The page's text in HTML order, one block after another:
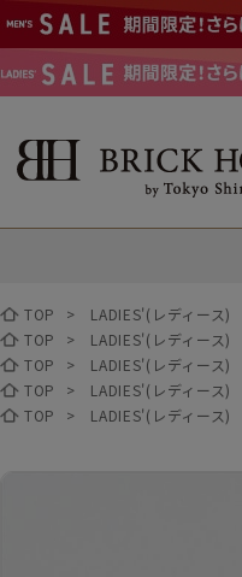
TOP > LADIES'(レディース)
TOP
> LADIES'(レディース)
TOP
> LADIES'(レディース)
TOP
> LADIES'(レディース)
TOP
> LADIES'(レディース)